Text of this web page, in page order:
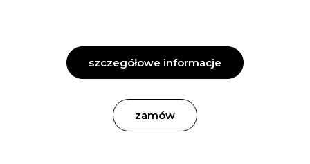
szczegółowe informacje
zamów